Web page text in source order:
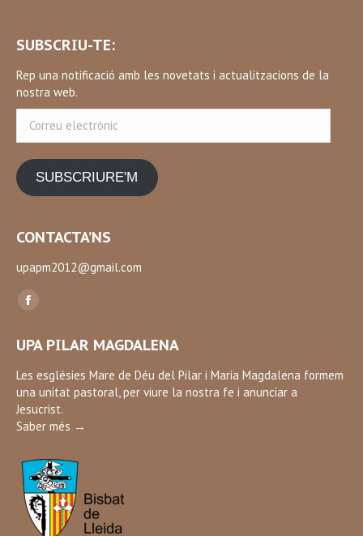
SUBSCRIU-TE:
Rep una notificació amb les novetats i actualitzacions de la
nostra web.
electrònic
SUBSCRIURE'M
CONTACTA’NS
upapm2012@gmail.com
Find us on:
Facebook
opens
in
new
window
UPA PILAR MAGDALENA
Les esglésies Mare de Déu del Pilar i Maria Magdalena formem
una unitat pastoral, per viure la nostra fe i anunciar a
Jesucrist.
Saber més →